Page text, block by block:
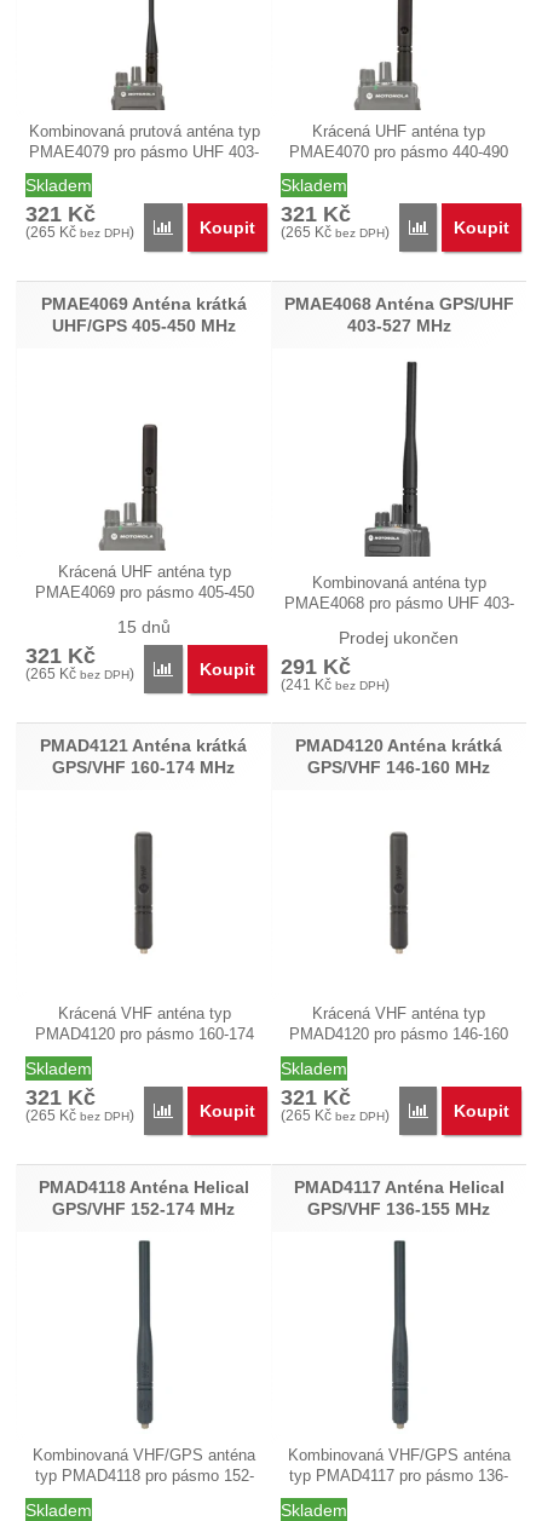
Kombinovaná prutová anténa typ
PMAE4079 pro pásmo UHF 403-
Skladem
321 Kč
(265 Kč bez DPH) Přidat 'PMAE4079 Anténa prutová tenká GPS/
Koupit
Krácená UHF anténa typ
PMAE4070 pro pásmo 440-490
Skladem
321 Kč
(265 Kč bez DPH) Přidat
Koupit
PMAE4069 Anténa krátká
UHF/GPS 405-450 MHz
Krácená UHF anténa typ
PMAE4069 pro pásmo 405-450
15 dnů
321 Kč
(265 Kč bez DPH) Přidat 'PMAE4069 Anténa krátká UHF/GPS 405-
Koupit
PMAE4068 Anténa GPS/UHF
403-527 MHz
Kombinovaná anténa typ
PMAE4068 pro pásmo UHF 403-
Prodej ukončen
291 Kč
(241 Kč bez DPH)
PMAD4121 Anténa krátká
GPS/VHF 160-174 MHz
Krácená VHF anténa typ
PMAD4120 pro pásmo 160-174
Skladem
321 Kč
(265 Kč bez DPH) Přidat 'PMAD4121 Anténa krátká GPS/VHF 160-
Koupit
PMAD4120 Anténa krátká
GPS/VHF 146-160 MHz
Krácená VHF anténa typ
PMAD4120 pro pásmo 146-160
Skladem
321 Kč
(265 Kč bez DPH) Přidat
Koupit
PMAD4118 Anténa Helical
GPS/VHF 152-174 MHz
Kombinovaná VHF/GPS anténa
typ PMAD4118 pro pásmo 152-
Skladem
PMAD4117 Anténa Helical
GPS/VHF 136-155 MHz
Kombinovaná VHF/GPS anténa
typ PMAD4117 pro pásmo 136-
Skladem